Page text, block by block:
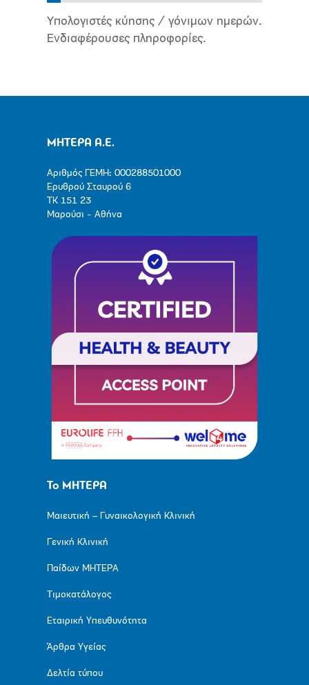
Υπολογιστές κύησης / γόνιμων ημερών.
Ενδιαφέρουσες πληροφορίες.
ΜΗΤΕΡΑ Α.Ε.
Αριθμός ΓΕΜΗ: 000288501000
Ερυθρού Σταυρού 6
ΤΚ 151 23
Μαρούσι - Αθήνα
Το ΜΗΤΕΡΑ
Μαιευτική – Γυναικολογική Κλινική
Γενική Κλινική
Παίδων ΜΗΤΕΡΑ
Τιμοκατάλογος
Εταιρική Υπευθυνότητα
Άρθρα Υγείας
Δελτία τύπου